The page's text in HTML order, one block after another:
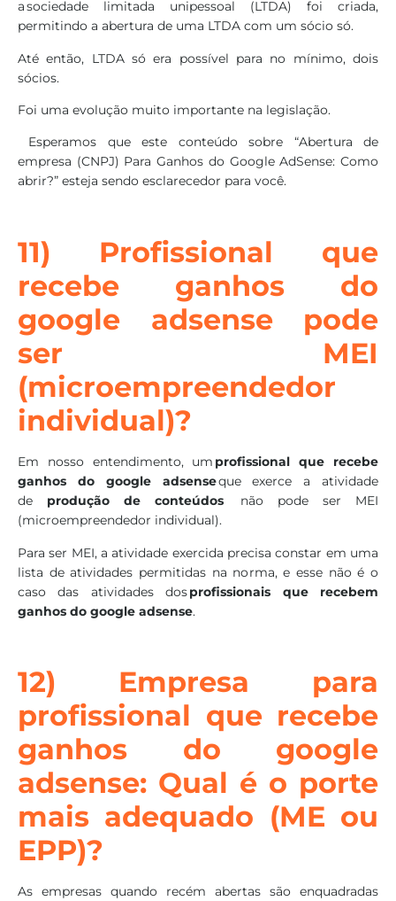
a sociedade limitada unipessoal (LTDA) foi criada,
permitindo a abertura de uma LTDA com um sócio só.
Até então, LTDA só era possível para no mínimo, dois
sócios.
Foi uma evolução muito importante na legislação.
Esperamos que este conteúdo sobre “Abertura de
empresa (CNPJ) Para Ganhos do Google AdSense: Como
abrir?” esteja sendo esclarecedor para você.
11) Profissional que
recebe ganhos do
google adsense pode
ser MEI
(microempreendedor
individual)?
Em nosso entendimento, um profissional que recebe
ganhos do google adsenseque exerce a atividade
de produção de conteúdos
não pode ser MEI
(microempreendedor individual).
Para ser MEI, a atividade exercida precisa constar em uma
lista de atividades permitidas na norma, e esse não é o
caso das atividades dosprofissionais que recebem
ganhos do google adsense.
12) Empresa para
profissional que recebe
ganhos do google
adsense: Qual é o porte
mais adequado (ME ou
EPP)?
As empresas quando recém abertas são enquadradas